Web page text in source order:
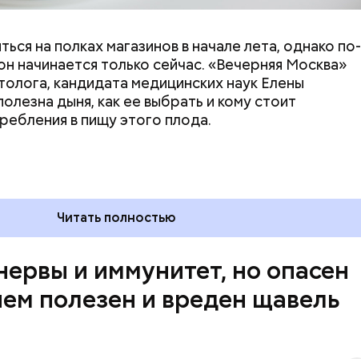
на полках магазинов в начале лета, однако по-
начинается только сейчас. «Вечерняя Москва»
кандидата медицинских наук Елены
дыня, как ее выбрать и кому стоит
в пищу этого плода.
Читать полностью
и иммунитет, но опасен
полезен и вреден щавель
болеет мочекаменной болезнью, щавель ему не
артрите, гастрите, холецистите, синдроме
язвах и панкреатите продукт тоже лучше
— предупредила врач. — Он может привести к
желудка и раздражать слизистые оболочки.